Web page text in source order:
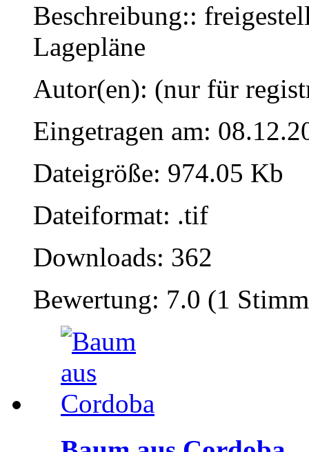
Beschreibung::
Lagepläne
Autor(en): (nur für
Eingetragen am:
Dateigröße: 974.05 Kb
Dateiformat: .tif
Downloads: 362
Bewertung: 7.0 (1